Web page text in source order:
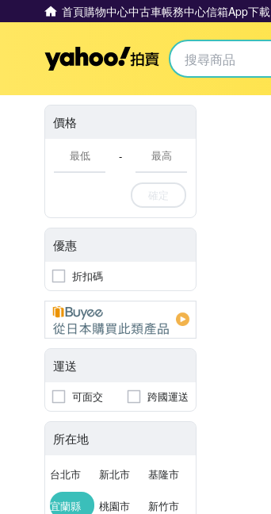
首頁購物中心中古車帳務中心信箱App下載
Yahoo拍賣
價格
-
確定
優惠
折扣碼
運送
可面交 跨國運送
所在地
台北市 新北市 基隆市
宜蘭縣 桃園市 新竹市